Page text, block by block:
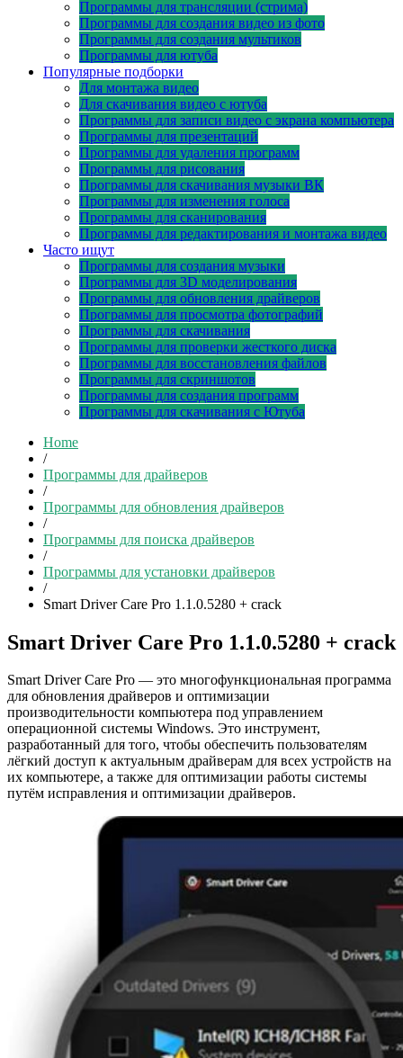
Программы для трансляции (стрима)
Программы для создания видео из фото
Программы для создания мультиков
Программы для ютуба
Популярные подборки
Для монтажа видео
Для скачивания видео с ютуба
Программы для записи видео с экрана компьютера
Программы для презентаций
Программы для удаления программ
Программы для рисования
Программы для скачивания музыки ВК
Программы для изменения голоса
Программы для сканирования
Программы для редактирования и монтажа видео
Часто ищут
Программы для создания музыки
Программы для 3D моделирования
Программы для обновления драйверов
Программы для просмотра фотографий
Программы для скачивания
Программы для проверки жесткого диска
Программы для восстановления файлов
Программы для скриншотов
Программы для создания программ
Программы для скачивания с Ютуба
Home
/
Программы для драйверов
/
Программы для обновления драйверов
/
Программы для поиска драйверов
/
Программы для установки драйверов
/
Smart Driver Care Pro 1.1.0.5280 + crack
Smart Driver Care Pro 1.1.0.5280 + crack
Smart Driver Care Pro — это многофункциональная программа
для обновления драйверов и оптимизации
производительности компьютера под управлением
операционной системы Windows. Это инструмент,
разработанный для того, чтобы обеспечить пользователям
лёгкий доступ к актуальным драйверам для всех устройств на
их компьютере, а также для оптимизации работы системы
путём исправления и оптимизации драйверов.